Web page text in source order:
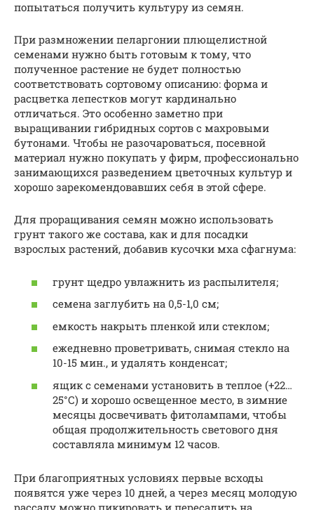
попытаться получить культуру из семян.
При размножении пеларгонии плющелистной
семенами нужно быть готовым к тому, что
полученное растение не будет полностью
соответствовать сортовому описанию: форма и
расцветка лепестков могут кардинально
отличаться. Это особенно заметно при
выращивании гибридных сортов с махровыми
бутонами. Чтобы не разочароваться, посевной
материал нужно покупать у фирм, профессионально
занимающихся разведением цветочных культур и
хорошо зарекомендовавших себя в этой сфере.
Для проращивания семян можно использовать
грунт такого же состава, как и для посадки
взрослых растений, добавив кусочки мха сфагнума:
грунт щедро увлажнить из распылителя;
семена заглубить на 0,5-1,0 см;
емкость накрыть пленкой или стеклом;
ежедневно проветривать, снимая стекло на
10-15 мин., и удалять конденсат;
ящик с семенами установить в теплое (+22…
25°С) и хорошо освещенное место, в зимние
месяцы досвечивать фитолампами, чтобы
общая продолжительность светового дня
составляла минимум 12 часов.
При благоприятных условиях первые всходы
появятся уже через 10 дней, а через месяц молодую
рассаду можно пикировать и пересадить на